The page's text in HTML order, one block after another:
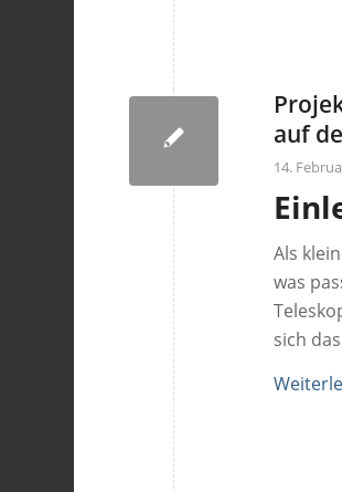
auf
14.
Als
was
sich